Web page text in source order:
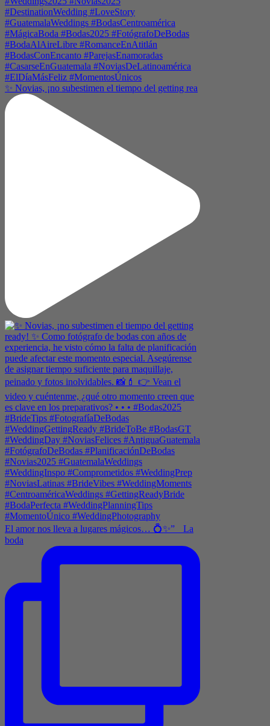
✨ Novias, ¡no subestimen el tiempo del getting rea
El amor nos lleva a lugares mágicos… 💍✨” La
boda